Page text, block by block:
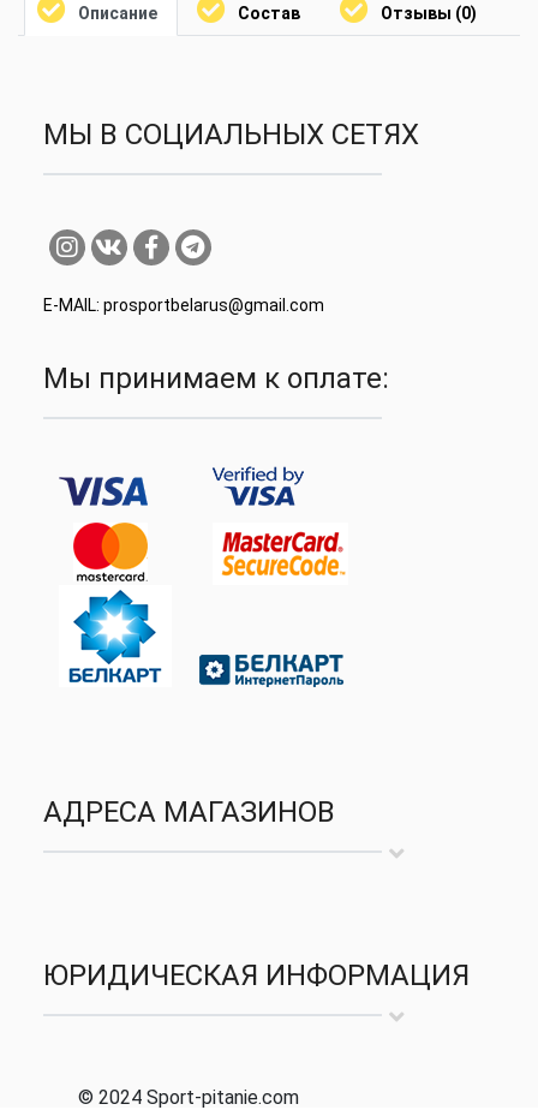
Описание Состав Отзывы (0)
ЮРИДИЧЕСКАЯ ИНФОРМАЦИЯ
АДРЕСА МАГАЗИНОВ
МЫ В СОЦИАЛЬНЫХ СЕТЯХ
E-MAIL: prosportbelarus@gmail.com
Мы принимаем к оплате:
© 2024 Sport-pitanie.com